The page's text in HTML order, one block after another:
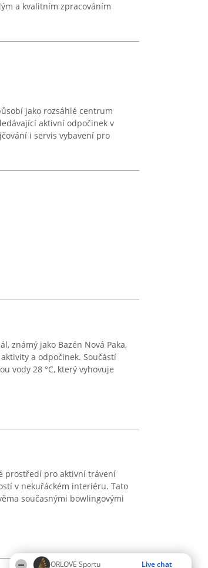
ORLOVE Sportu Live chat
a kvalitním zpracováním
jako rozsáhlé centrum
aktivní odpočinek v
i servis vybavení pro
známý jako Bazén Nová Paka,
a odpočinek. Součástí
vody 28 °C, který vyhovuje
prostředí pro aktivní trávení
v nekuřáckém interiéru. Tato
současnými bowlingovými